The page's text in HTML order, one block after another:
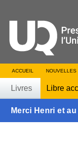
ACCUEIL NOUVELLES
Livres Libre
Merci Henri et